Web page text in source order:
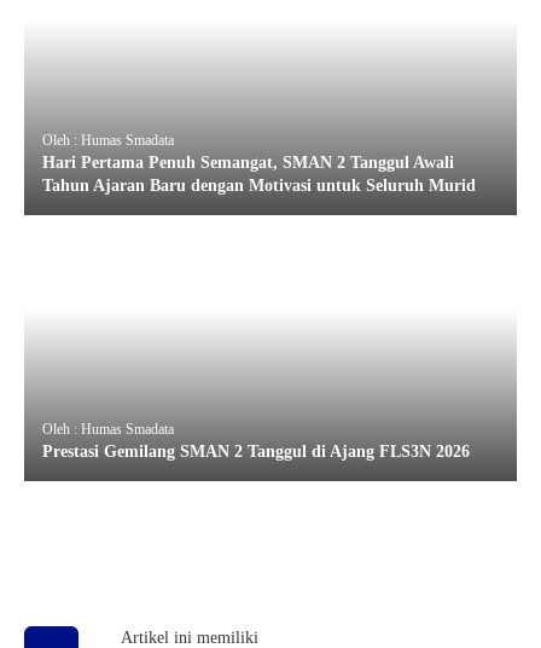
Oleh : Humas Smadata
Hari Pertama Penuh Semangat, SMAN 2 Tanggul Awali
Tahun Ajaran Baru dengan Motivasi untuk Seluruh Murid
Oleh : Humas Smadata
Prestasi Gemilang SMAN 2 Tanggul di Ajang FLS3N 2026
Artikel ini memiliki